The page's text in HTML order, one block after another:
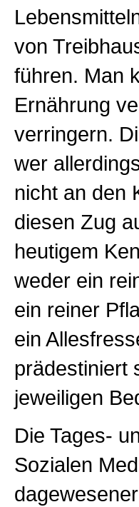
von
führen. Man
Ernährung
verringern.
wer
nicht an den
diesen Zug
heutigem
weder ein
ein reiner
ein
prädestiniert
jeweiligen
Die Tages-
Sozialen